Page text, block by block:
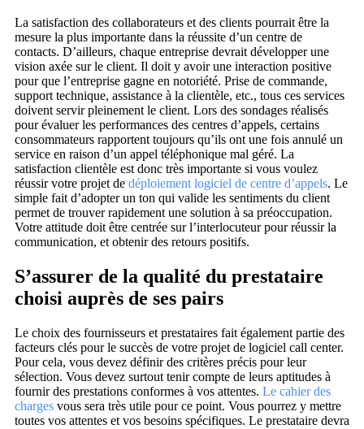
La satisfaction des collaborateurs et des clients pourrait être la
mesure la plus importante dans la réussite d’un centre de
contacts. D’ailleurs, chaque entreprise devrait développer une
vision axée sur le client. Il doit y avoir une interaction positive
pour que l’entreprise gagne en notoriété. Prise de commande,
support technique, assistance à la clientèle, etc., tous ces services
doivent servir pleinement le client. Lors des sondages réalisés
pour évaluer les performances des centres d’appels, certains
consommateurs rapportent toujours qu’ils ont une fois annulé un
service en raison d’un appel téléphonique mal géré. La
satisfaction clientèle est donc très importante si vous voulez
réussir votre projet de déploiement logiciel de centre d’appels. Le
simple fait d’adopter un ton qui valide les sentiments du client
permet de trouver rapidement une solution à sa préoccupation.
Votre attitude doit être centrée sur l’interlocuteur pour réussir la
communication, et obtenir des retours positifs.
S’assurer de la qualité du prestataire
choisi auprès de ses pairs
Le choix des fournisseurs et prestataires fait également partie des
facteurs clés pour le succès de votre projet de logiciel call center.
Pour cela, vous devez définir des critères précis pour leur
sélection. Vous devez surtout tenir compte de leurs aptitudes à
fournir des prestations conformes à vos attentes. Le cahier des
charges vous sera très utile pour ce point. Vous pourrez y mettre
toutes vos attentes et vos besoins spécifiques. Le prestataire devra